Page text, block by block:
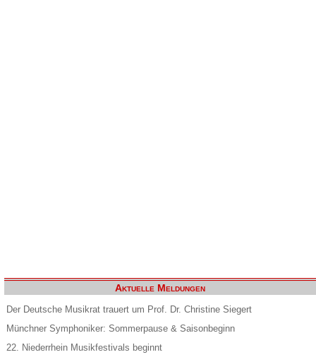
Aktuelle Meldungen
Der Deutsche Musikrat trauert um Prof. Dr. Christine Siegert
Münchner Symphoniker: Sommerpause & Saisonbeginn
22. Niederrhein Musikfestivals beginnt